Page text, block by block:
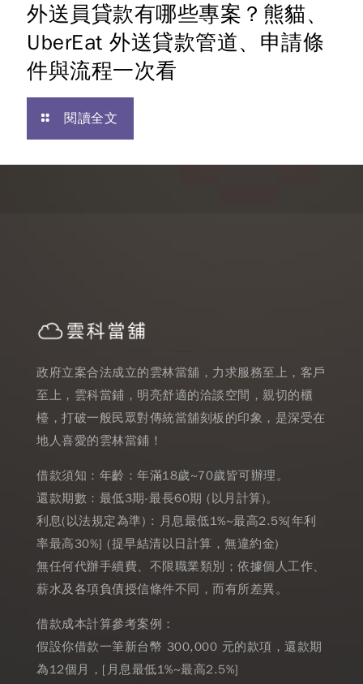
外送員貸款有哪些專案？熊貓、
UberEat 外送貸款管道、申請條
件與流程一次看
閱讀全文
政府立案合法成立的雲林當舖，力求服務至上，客戶
至上，雲科當鋪，明亮舒適的洽談空間，親切的櫃
檯，打破一般民眾對傳統當舖刻板的印象，是深受在
地人喜愛的雲林當鋪！
借款須知：年齡：年滿18歲~70歲皆可辦理。
還款期數：最低3期-最長60期 (以月計算)。
利息(以法規定為準) : 月息最低1%~最高2.5%[年利
率最高30%] (提早結清以日計算，無違約金)
無任何代辦手續費、不限職業類別；依據個人工作、
薪水及各項負債授信條件不同，而有所差異。
借款成本計算參考案例：
假設你借款一筆新台幣 300,000 元的款項，還款期
為12個月，[月息最低1%~最高2.5%]